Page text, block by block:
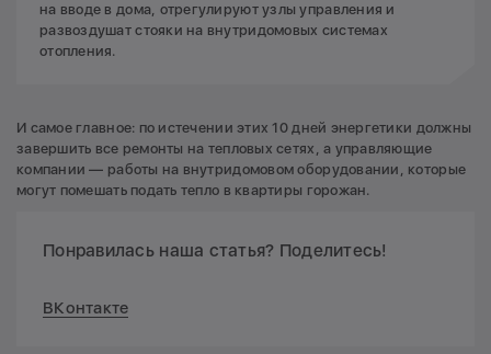
на вводе в дома, отрегулируют узлы управления и
развоздушат стояки на внутридомовых системах
отопления.
И самое главное: по истечении этих 10 дней энергетики должны
завершить все ремонты на тепловых сетях, а управляющие
компании — работы на внутридомовом оборудовании, которые
могут помешать подать тепло в квартиры горожан.
Понравилась наша статья? Поделитесь!
ВКонтакте